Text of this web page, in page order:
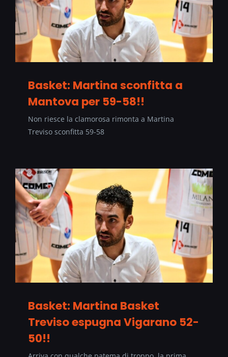
Basket: Martina sconfitta a
Mantova per 59-58!!
Non riesce la clamorosa rimonta a Martina
Treviso sconfitta 59-58
Basket: Martina Basket
Treviso espugna Vigarano 52-
50!!